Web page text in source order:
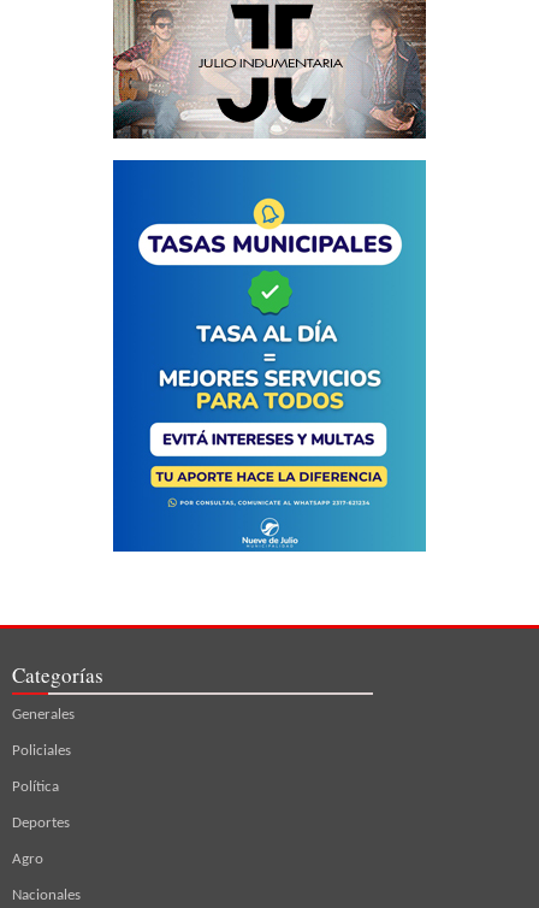
Categorías
Generales
Policiales
Política
Deportes
Agro
Nacionales